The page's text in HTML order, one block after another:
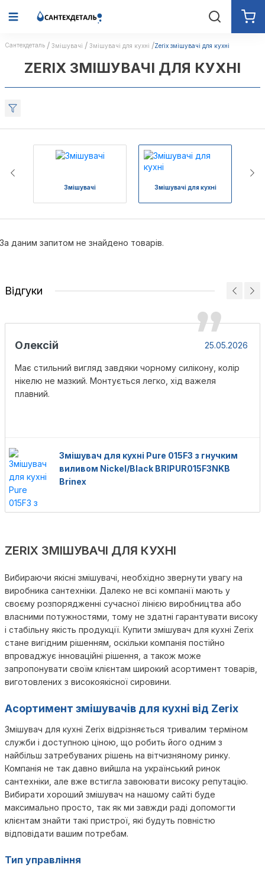
Сантехдеталь Змішувачі Змішувачі для кухні Zerix змішувачі для кухні
ZERIX ЗМІШУВАЧІ ДЛЯ КУХНІ
Змішувачі Змішувачі для кухні
За даним запитом не знайдено товарів.
Відгуки
Олексій 25.05.2026
Має стильний вигляд завдяки чорному силікону, колір
нікелю не мазкий. Монтується легко, хід важеля
плавний.
Змішувач для кухні Pure 015F3 з гнучким
виливом Nickel/Black BRIPUR015F3NKB
Brinex
ZERIX ЗМІШУВАЧІ ДЛЯ КУХНІ
Вибираючи якісні змішувачі, необхідно звернути увагу на
виробника сантехніки. Далеко не всі компанії мають у
своєму розпорядженні сучасної лінією виробництва або
власними потужностями, тому не здатні гарантувати високу
і стабільну якість продукції. Купити змішувач для кухні Zerix
стане вигідним рішенням, оскільки компанія постійно
впроваджує інноваційні рішення, а також може
запропонувати своїм клієнтам широкий асортимент товарів,
виготовлених з високоякісної сировини.
Асортимент змішувачів для кухні від Zerix
Змішувач для кухні Zerix відрізняється тривалим терміном
служби і доступною ціною, що робить його одним з
найбільш затребуваних рішень на вітчизняному ринку.
Компанія не так давно вийшла на український ринок
сантехніки, але вже встигла завоювати високу репутацію.
Вибирати хороший змішувач на нашому сайті буде
максимально просто, так як ми завжди раді допомогти
клієнтам знайти такі пристрої, які будуть повністю
відповідати вашим потребам.
Тип управління